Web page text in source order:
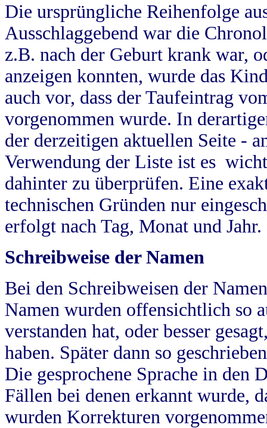
Die ursprüngliche Reihenfolge
Ausschlaggebend war die
z.B. nach der Geburt krank war,
anzeigen konnten, wurde das
auch vor, dass der Taufeintrag
vorgenommen wurde. In
der derzeitigen aktuellen Seite -
Verwendung der Liste ist es
dahinter zu überprüfen. Eine
technischen Gründen nur
erfolgt nach Tag, Monat und Jahr.
Schreibweise der Namen
Bei den Schreibweisen der
Namen wurden offensichtlich so
verstanden hat, oder besser
haben. Später dann so
Die gesprochene Sprache in
Fällen bei denen erkannt wurde,
wurden Korrekturen